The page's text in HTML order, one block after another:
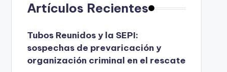
Artículos Recientes
Tubos Reunidos y la SEPI:
sospechas de prevaricación y
organización criminal en el rescate